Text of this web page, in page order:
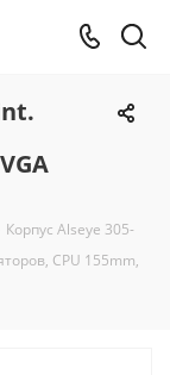
Корпус Alseye 305-
CPU 155mm,